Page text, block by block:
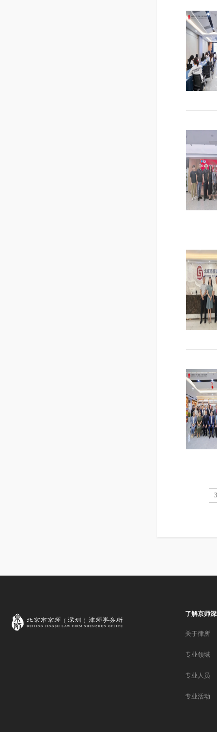
了解京师
关于律所
专业领域
专业人员
专业活动